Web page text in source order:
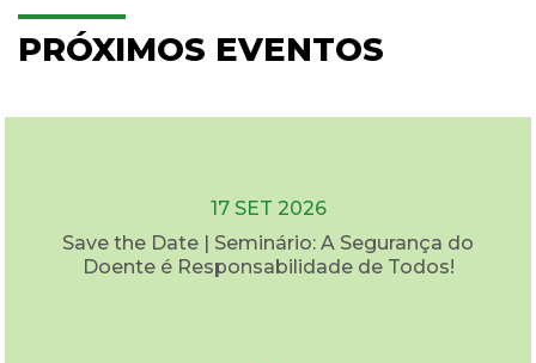
PRÓXIMOS EVENTOS
17 SET 2026
Save the Date | Seminário: A Segurança do
Doente é Responsabilidade de Todos!